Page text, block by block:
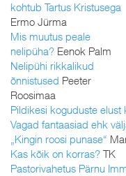
kohtub Tartus Kristusega
Ermo Jürma
Mis muutus peale
nelipüha? Eenok Palm
Nelipühi rikkalikud
õnnistused Peeter
Roosimaa
Pildikesi koguduste elust
Vagad fantaasiad ehk
„Kingin roosi punase“
Kas kõik on korras? TK
Pastorivahetus Pärnu